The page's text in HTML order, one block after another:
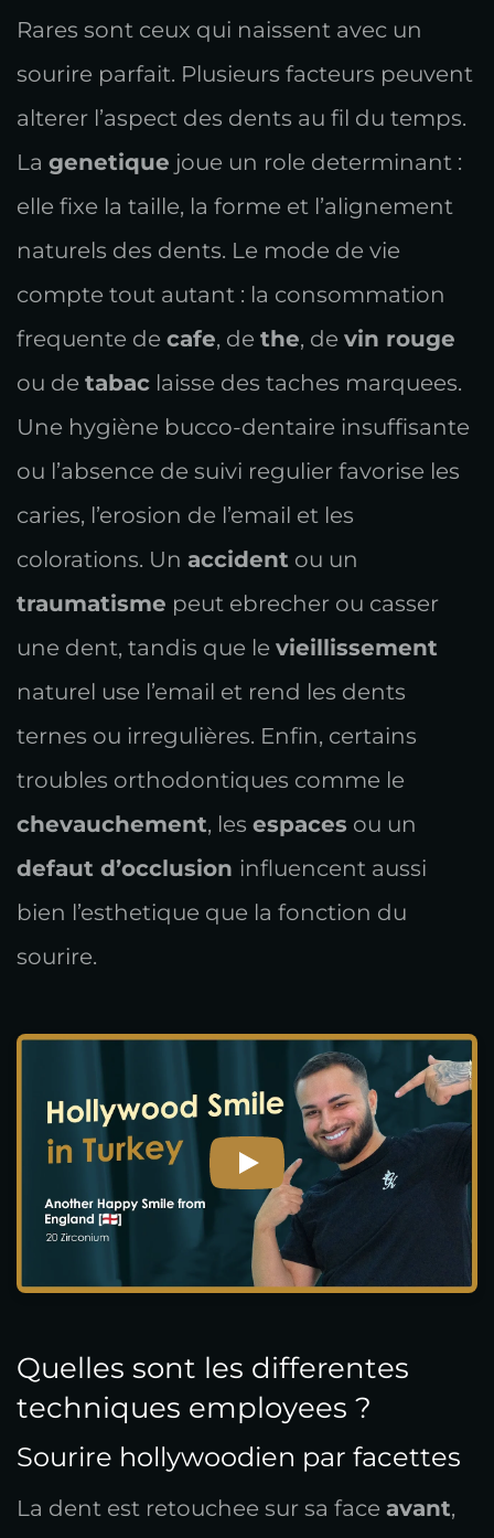
Rares sont ceux qui naissent avec un
sourire parfait. Plusieurs facteurs peuvent
alterer l’aspect des dents au fil du temps.
La genetique joue un role determinant :
elle fixe la taille, la forme et l’alignement
naturels des dents. Le mode de vie
compte tout autant : la consommation
frequente de cafe, de the, de vin rouge
ou de tabac laisse des taches marquees.
Une hygiène bucco-dentaire insuffisante
ou l’absence de suivi regulier favorise les
caries, l’erosion de l’email et les
colorations. Un accident ou un
traumatisme peut ebrecher ou casser
une dent, tandis que le vieillissement
naturel use l’email et rend les dents
ternes ou irregulières. Enfin, certains
troubles orthodontiques comme le
chevauchement, les espaces ou un
defaut d’occlusion influencent aussi
bien l’esthetique que la fonction du
sourire.
Quelles sont les differentes
techniques employees ?
Sourire hollywoodien par facettes
La dent est retouchee sur sa face avant,